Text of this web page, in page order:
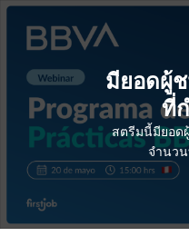
มียอดผู้
ที่
สตรีมนี้มียอด
จำนว